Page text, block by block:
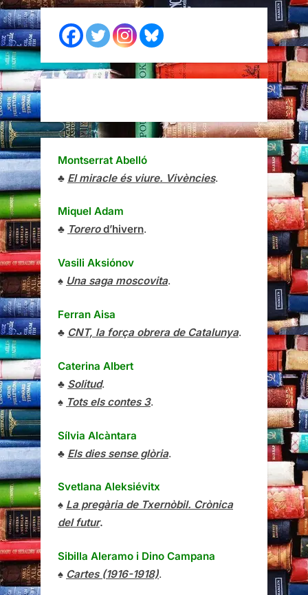
Montserrat Abelló
♣ El miracle és viure. Vivències.
Miquel Adam
♣ Torerod’hivern.
Vasili Aksiónov
♠ Una saga moscovita.
Ferran Aisa
♣ CNT, la força obrera de Catalunya.
Caterina Albert
♣ Solitud.
♠ Tots els contes 3.
Sílvia Alcàntara
♣ Els dies sense glòria.
Svetlana Aleksiévitx
♠ La pregària de Txernòbil. Crònica
del futur.
Sibilla Aleramo i Dino Campana
♠ Cartes (1916-1918).